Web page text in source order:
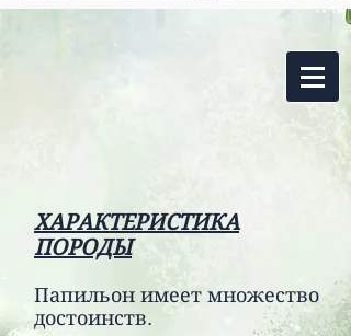
ХАРАКТЕРИСТИКА
ПОРОДЫ
Папильон имеет множество
достоинств.